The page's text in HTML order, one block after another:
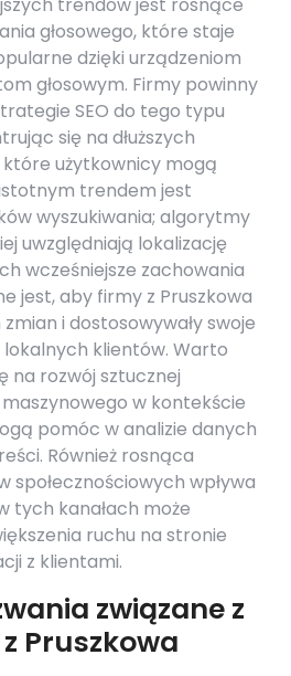
głosowego, które staje
dzięki urządzeniom
głosowym. Firmy powinny
SEO do tego typu
się na dłuższych
użytkownicy mogą
trendem jest
wyszukiwania; algorytmy
uwzględniają lokalizację
wcześniejsze zachowania
jest, aby firmy z Pruszkowa
i dostosowywały swoje
klientów. Warto
na rozwój sztucznej
w kontekście
pomóc w analizie danych
Również rosnąca
społecznościowych wpływa
tych kanałach może
ruchu na stronie
z klientami.
związane z
Pruszkowa